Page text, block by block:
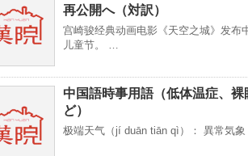
再公開へ（対訳）
宫崎骏经典动画电影《天空之城》发布
儿童节。 …
中国語時事用語（低体温症、
ど）
极端天气（jí duān tiān qì）： 異常気